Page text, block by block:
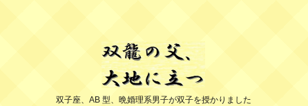
双子座、AB 型、晩婚理系男子が双子を授かりました